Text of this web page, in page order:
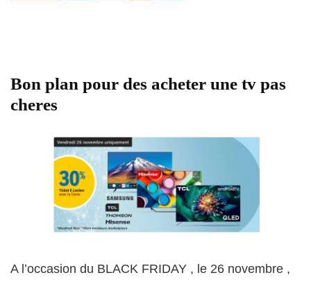
Bon plan pour des acheter une tv pas
cheres
A l’occasion du BLACK FRIDAY , le 26 novembre ,